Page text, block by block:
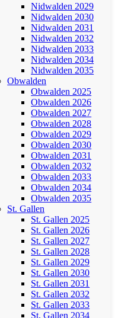
Nidwalden 2029
Nidwalden 2030
Nidwalden 2031
Nidwalden 2032
Nidwalden 2033
Nidwalden 2034
Nidwalden 2035
Obwalden
Obwalden 2025
Obwalden 2026
Obwalden 2027
Obwalden 2028
Obwalden 2029
Obwalden 2030
Obwalden 2031
Obwalden 2032
Obwalden 2033
Obwalden 2034
Obwalden 2035
St. Gallen
St. Gallen 2025
St. Gallen 2026
St. Gallen 2027
St. Gallen 2028
St. Gallen 2029
St. Gallen 2030
St. Gallen 2031
St. Gallen 2032
St. Gallen 2033
St. Gallen 2034